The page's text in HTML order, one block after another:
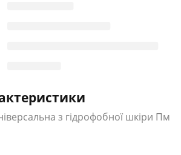
з гідрофобної шкіри Пм